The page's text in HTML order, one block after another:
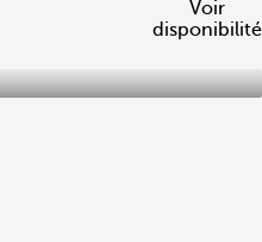
Voir
disponibilité